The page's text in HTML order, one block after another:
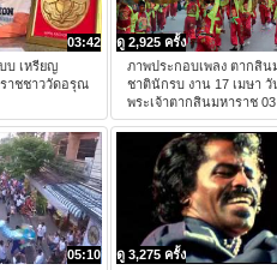
03:42
บ เหรียญ
าชชาววัดอรุณ
ดู 2,925 ครั้ง
ภาพประกอบเพลง ตากสิน
ชาตินักรบ งาน 17 เมษา วั
พระเจ้าตากสินมหาราช 03
05:10
ดู 3,275 ครั้ง